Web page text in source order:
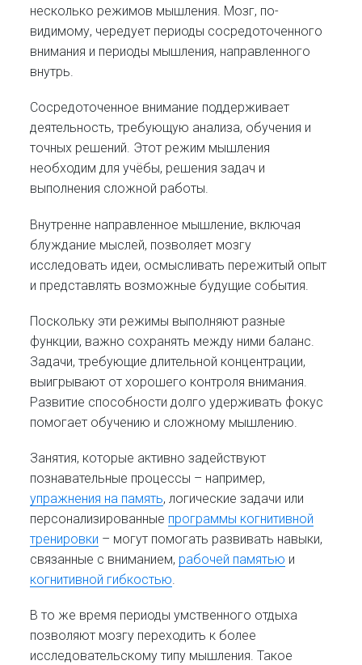
несколько режимов мышления. Мозг, по-
видимому, чередует периоды сосредоточенного
внимания и периоды мышления, направленного
внутрь.
Сосредоточенное внимание поддерживает
деятельность, требующую анализа, обучения и
точных решений. Этот режим мышления
необходим для учёбы, решения задач и
выполнения сложной работы.
Внутренне направленное мышление, включая
блуждание мыслей, позволяет мозгу
исследовать идеи, осмысливать пережитый опыт
и представлять возможные будущие события.
Поскольку эти режимы выполняют разные
функции, важно сохранять между ними баланс.
Задачи, требующие длительной концентрации,
выигрывают от хорошего контроля внимания.
Развитие способности долго удерживать фокус
помогает обучению и сложному мышлению.
Занятия, которые активно задействуют
познавательные процессы – например,
упражнения на память, логические задачи или
персонализированные программы когнитивной
тренировки – могут помогать развивать навыки,
связанные с вниманием, рабочей памятью и
когнитивной гибкостью.
В то же время периоды умственного отдыха
позволяют мозгу переходить к более
исследовательскому типу мышления. Такое